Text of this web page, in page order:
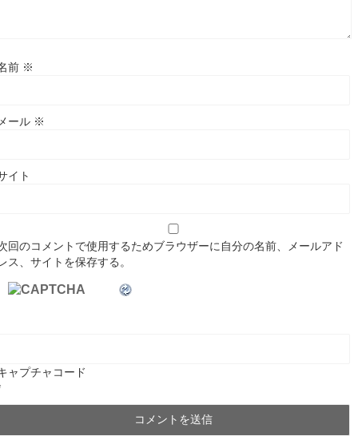
前 ※
ール ※
イト
回のコメントで使用するためブラウザーに自分の名前、メールアド
ス、サイトを保存する。
ャプチャコード